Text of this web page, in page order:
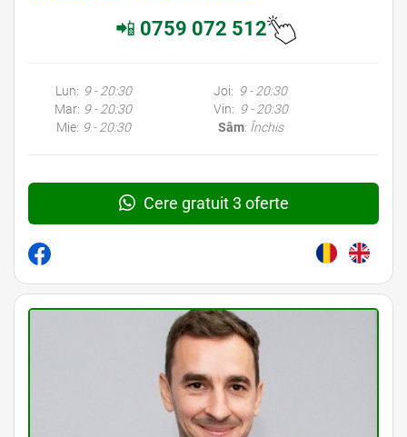
📲 0759 072 512
Lun: 9 - 20:30
Mar: 9 - 20:30
Mie: 9 - 20:30
Joi: 9 - 20:30
Vin: 9 - 20:30
Sâm: Închis
Cere gratuit 3 oferte